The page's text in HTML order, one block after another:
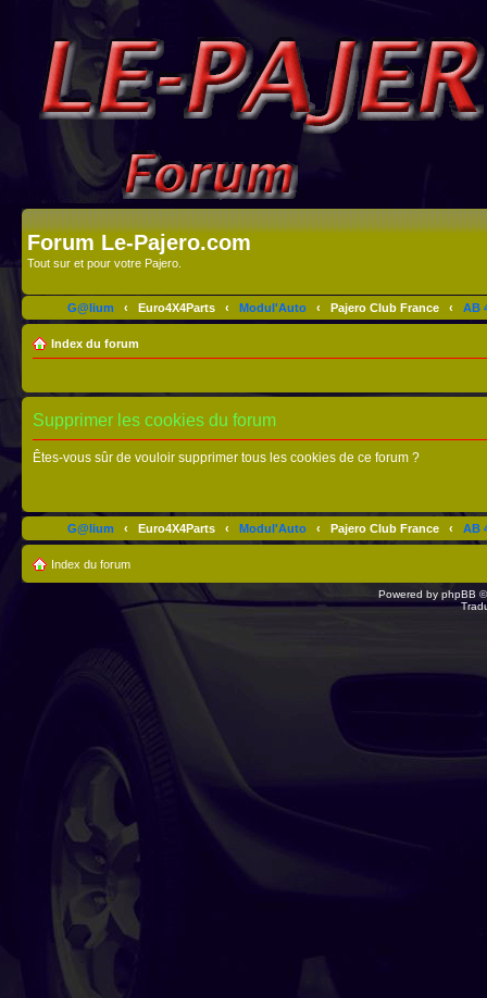
Forum Le-Pajero.com
Tout sur et pour votre Pajero.
G@lium ‹ Euro4X4Parts ‹ Modul'Auto ‹ Pajero Club France ‹ AB
Index du forum
Supprimer les cookies du forum
Êtes-vous sûr de vouloir supprimer tous les cookies de ce forum ?
G@lium ‹ Euro4X4Parts ‹ Modul'Auto ‹ Pajero Club France ‹ AB
Index du forum
Powered by phpBB